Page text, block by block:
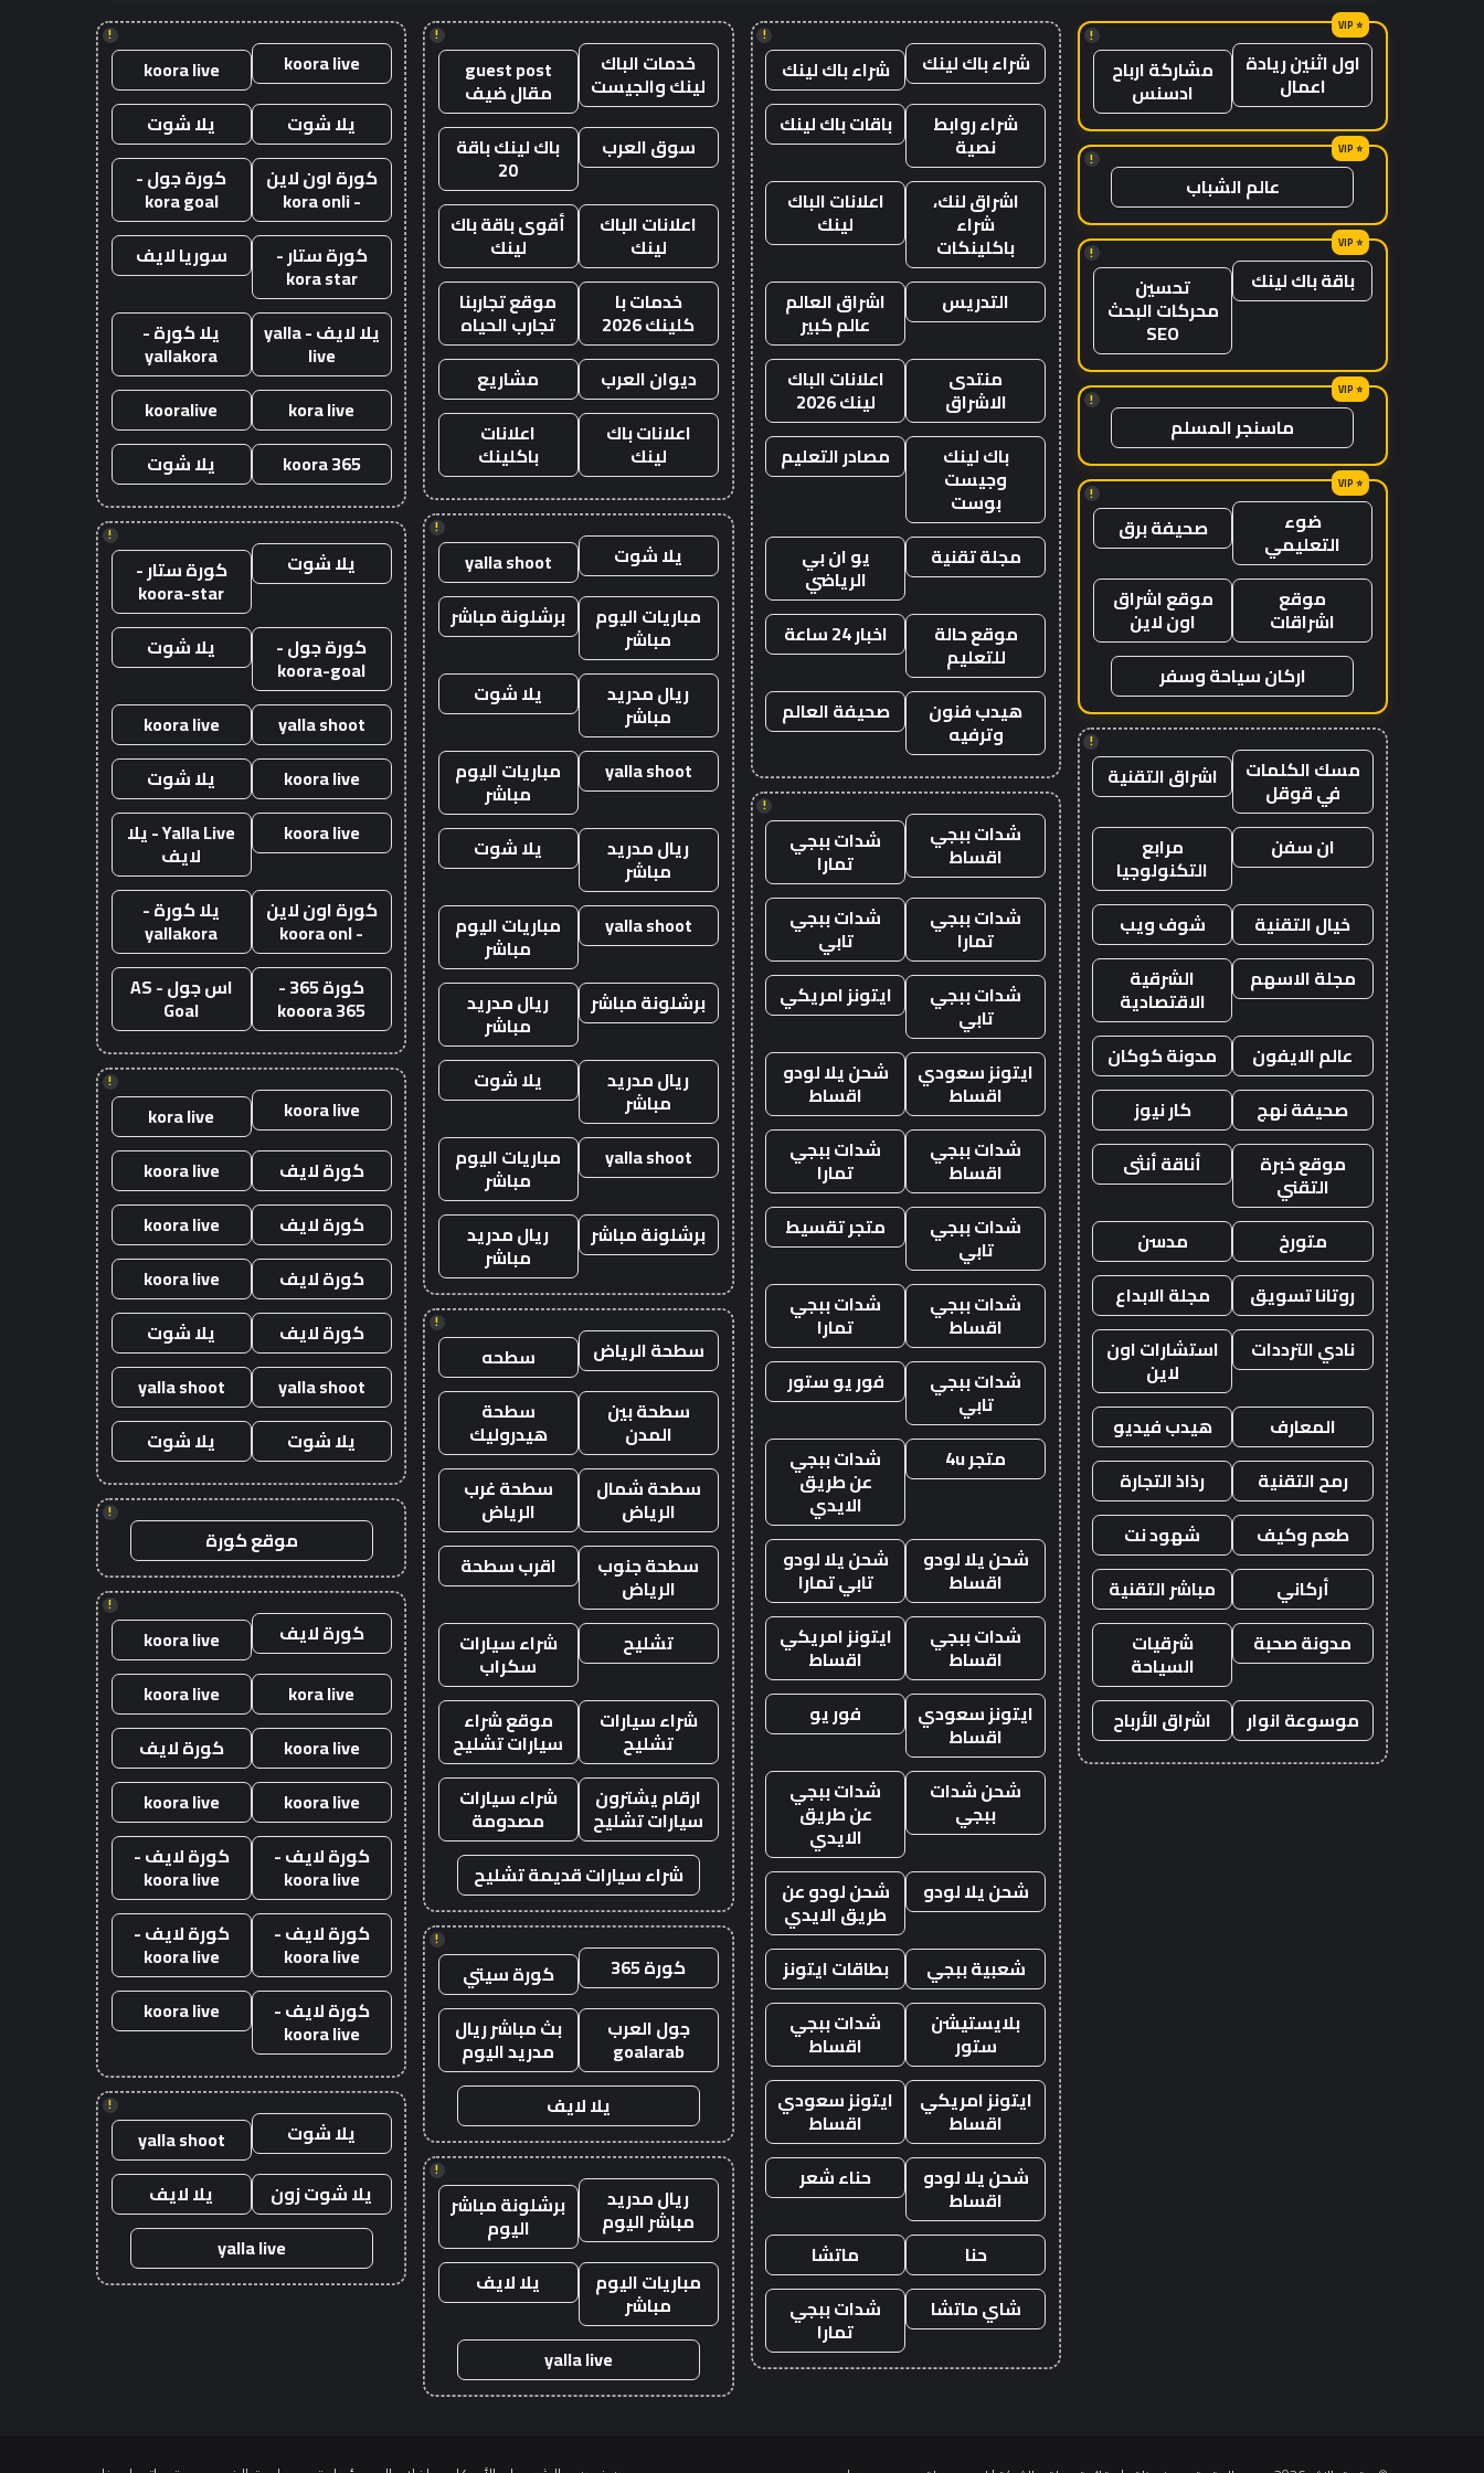
!
اول اثنين ريادة
اعمال مشاركة ارباح
ادسنس
!
عالم الشباب
!
باقة باك لينك تحسين
محركات البحث
SEO
!
ماسنجر المسلم
!
ضوء
التعليمي صحيفة برق
موقع
اشراقات
موقع اشراق
اون لاين
اركان سياحة وسفر
!
مسك الكلمات
في قوقل اشراق التقنية
ان سفن مرابع
التكنولوجيا
خيال التقنية
شوف ويب
مجلة الاسهم
الشرقية
الاقتصادية
عالم الايفون
مدونة كوكان
صحيفة نهج
كار نيوز
موقع خبرة
التقني
أناقة أنثى
متورخ
مدسن
روتانا تسويق
مجلة الابداع
نادي الترددات
استشارات اون
لاين
المعارف
هيدب فيديو
رمح التقنية
رذاذ التجارة
طعم وكيف
شهود نت
أركاني
مباشر التقنية
مدونة صحبة
شرقيات
السياحة
موسوعة انوار
اشراق الأرباح
!
شراء باك لينك
شراء باك لينك
شراء روابط
نصية
باقات باك لينك
اشراق لنك،
شراء
باكلينكات
اعلانات الباك
لينك
التدريس اشراق العالم
عالم كبير
منتدى
الاشراق
اعلانات الباك
لينك 2026
باك لينك
وجيست
بوست
مصادر التعليم
مجلة تقنية يو ان بي
الرياضي
موقع حالة
للتعليم
اخبار 24 ساعة
هيدب فنون
وترفيه
صحيفة العالم
!
شدات ببجي
اقساط شدات ببجي
تمارا
شدات ببجي
تمارا
شدات ببجي
تابي
شدات ببجي
تابي
ايتونز امريكي
ايتونز سعودي
اقساط
شحن يلا لودو
اقساط
شدات ببجي
اقساط
شدات ببجي
تمارا
شدات ببجي
تابي
متجر تقسيط
شدات ببجي
اقساط
شدات ببجي
تمارا
شدات ببجي
تابي
فور يو ستور
متجر 4u شدات ببجي
عن طريق
الايدي
شحن يلا لودو
اقساط
شحن يلا لودو
تابي تمارا
شدات ببجي
اقساط
ايتونز امريكي
اقساط
ايتونز سعودي
اقساط
فور يو
شحن شدات
ببجي
شدات ببجي
عن طريق
الايدي
شحن يلا لودو
شحن لودو عن
طريق الايدي
شعبية ببجي
بطاقات ايتونز
بلايستيشن
ستور
شدات ببجي
اقساط
ايتونز امريكي
اقساط
ايتونز سعودي
اقساط
شحن يلا لودو
اقساط
حناء شعر
حنا
ماتشا
شاي ماتشا
شدات ببجي
تمارا
!
خدمات الباك
لينك والجيست guest post
مقال ضيف
سوق العرب
باك لينك باقة
20
اعلانات الباك
لينك
أقوى باقة باك
لينك
خدمات با
كلينك 2026
موقع تجاربنا
تجارب الحياه
ديوان العرب
مشاريع
اعلانات باك
لينك
اعلانات
باكلينك
!
يلا شوت
yalla shoot
مباريات اليوم
مباشر
برشلونة مباشر
ريال مدريد
مباشر
يلا شوت
yalla shoot مباريات اليوم
مباشر
ريال مدريد
مباشر
يلا شوت
yalla shoot مباريات اليوم
مباشر
برشلونة مباشر
ريال مدريد
مباشر
ريال مدريد
مباشر
يلا شوت
yalla shoot مباريات اليوم
مباشر
برشلونة مباشر
ريال مدريد
مباشر
!
سطحة الرياض
سطحه
سطحة بين
المدن
سطحة
هيدروليك
سطحة شمال
الرياض
سطحة غرب
الرياض
سطحة جنوب
الرياض
اقرب سطحة
تشليح شراء سيارات
سكراب
شراء سيارات
تشليح
موقع شراء
سيارات تشليح
ارقام يشترون
سيارات تشليح
شراء سيارات
مصدومة
شراء سيارات قديمة تشليح
!
كورة 365
كورة سيتي
جول العرب
goalarab
بث مباشر ريال
مدريد اليوم
يلا لايف
!
ريال مدريد
مباشر اليوم برشلونة مباشر
اليوم
مباريات اليوم
مباشر
يلا لايف
yalla live
!
koora live
koora live
يلا شوت
يلا شوت
كورة اون لاين
- kora onli
كورة جول -
kora goal
كورة ستار -
kora star
سوريا لايف
يلا لايف - yalla
live
يلا كورة -
yallakora
kora live
kooralive
koora 365
يلا شوت
!
يلا شوت كورة ستار -
koora-star
كورة جول -
koora-goal
يلا شوت
yalla shoot
koora live
koora live
يلا شوت
koora live
Yalla Live - يلا
لايف
كورة اون لاين
- koora onl
يلا كورة -
yallakora
كورة 365 -
kooora 365
اس جول - AS
Goal
!
koora live
kora live
كورة لايف
koora live
كورة لايف
koora live
كورة لايف
koora live
كورة لايف
يلا شوت
yalla shoot
yalla shoot
يلا شوت
يلا شوت
!
موقع كورة
!
كورة لايف
koora live
kora live
koora live
koora live
كورة لايف
koora live
koora live
كورة لايف -
koora live
كورة لايف -
koora live
كورة لايف -
koora live
كورة لايف -
koora live
كورة لايف -
koora live
koora live
!
يلا شوت
yalla shoot
يلا شوت زون
يلا لايف
yalla live